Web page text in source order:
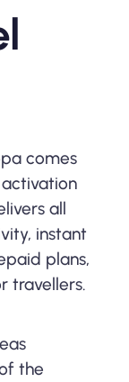
comes
all
instant
plans,
travellers.
the